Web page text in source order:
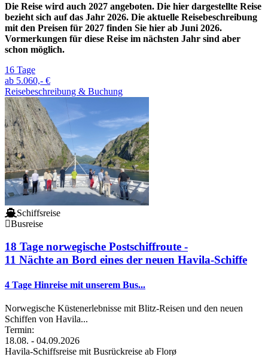
Die Reise wird auch 2027 angeboten. Die hier dargestellte Reise
bezieht sich auf das Jahr 2026. Die aktuelle Reisebeschreibung
mit den Preisen für 2027 finden Sie hier ab Juni 2026.
Vormerkungen für diese Reise im nächsten Jahr sind aber
schon möglich.
16 Tage
ab 5.060,- €
Reisebeschreibung & Buchung
Schiffsreise
Busreise
18 Tage norwegische Postschiffroute -
11 Nächte an Bord eines der neuen Havila-Schiffe
4 Tage Hinreise mit unserem Bus...
Norwegische Küstenerlebnisse mit Blitz-Reisen und den neuen
Schiffen von Havila...
Termin:
18.08. - 04.09.2026
Havila-Schiffsreise mit Busrückreise ab Florø